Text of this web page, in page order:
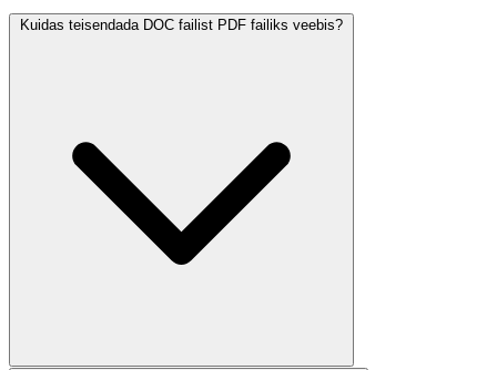
Kuidas teisendada DOC failist PDF failiks veebis?